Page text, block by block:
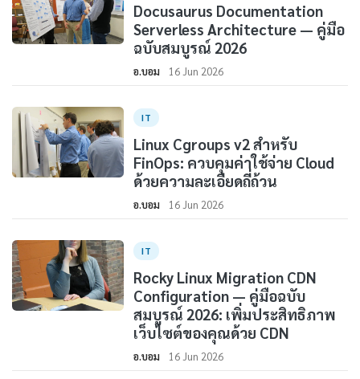
Docusaurus Documentation
Serverless Architecture — คู่มือ
ฉบับสมบูรณ์ 2026
อ.บอม 16 Jun 2026
IT
Linux Cgroups v2 สำหรับ
FinOps: ควบคุมค่าใช้จ่าย Cloud
ด้วยความละเอียดถี่ถ้วน
อ.บอม 16 Jun 2026
IT
Rocky Linux Migration CDN
Configuration — คู่มือฉบับ
สมบูรณ์ 2026: เพิ่มประสิทธิภาพ
เว็บไซต์ของคุณด้วย CDN
อ.บอม 16 Jun 2026